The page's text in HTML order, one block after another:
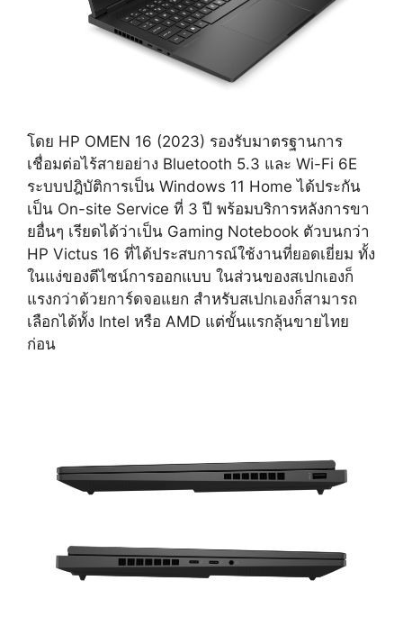
โดย HP OMEN 16 (2023) รองรับมาตรฐานการ
เชื่อมต่อไร้สายอย่าง Bluetooth 5.3 และ Wi-Fi 6E
ระบบปฎิบัติการเป็น Windows 11 Home ได้ประกัน
เป็น On-site Service ที่ 3 ปี พร้อมบริการหลังการขา
ยอื่นๆ เรียดได้ว่าเป็น Gaming Notebook ตัวบนกว่า
HP Victus 16 ที่ได้ประสบการณ์ใช้งานที่ยอดเยี่ยม ทั้ง
ในแง่ของดีไซน์การออกแบบ ในส่วนของสเปกเองก็
แรงกว่าด้วยการ์ดจอแยก สำหรับสเปกเองก็สามารถ
เลือกได้ทั้ง Intel หรือ AMD แต่ขั้นแรกลุ้นขายไทย
ก่อน